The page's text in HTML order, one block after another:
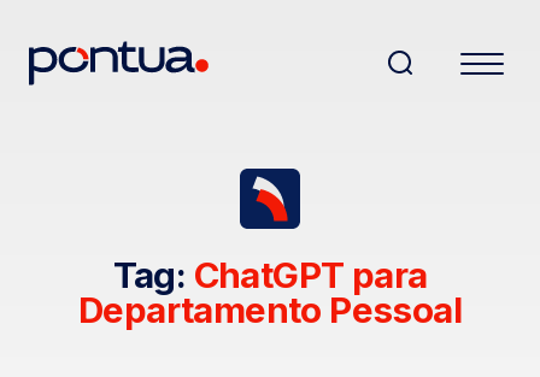
Tag: ChatGPT para
Departamento Pessoal